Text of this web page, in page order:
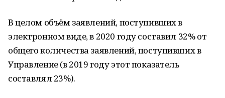
В целом объём заявлений, поступивших в
электронном виде, в 2020 году составил 32% от
общего количества заявлений, поступивших в
Управление (в 2019 году этот показатель
составлял 23%).